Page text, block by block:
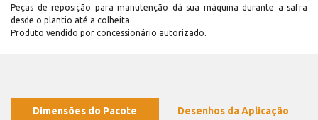
Peças de reposição para manutenção dá sua máquina durante a safra
desde o plantio até a colheita.
Produto vendido por concessionário autorizado.
Dimensões do Pacote Desenhos da Aplicação